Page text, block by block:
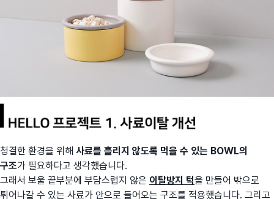
청결한 환경을 위해 사료를 흘리지 않도록 먹을 수 있는 BOWL의
구조가 필요하다고 생각했습니다.
그래서 보울 끝부분에 부담스럽지 않은 이탈방지 턱을 만들어 밖으로
튀어나갈 수 있는 사료가 안으로 들어오는 구조를 적용했습니다. 그리고